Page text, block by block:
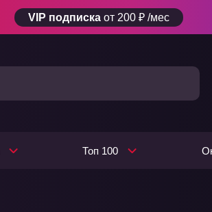
VIP подписка от 200 ₽ /мес
Топ 100